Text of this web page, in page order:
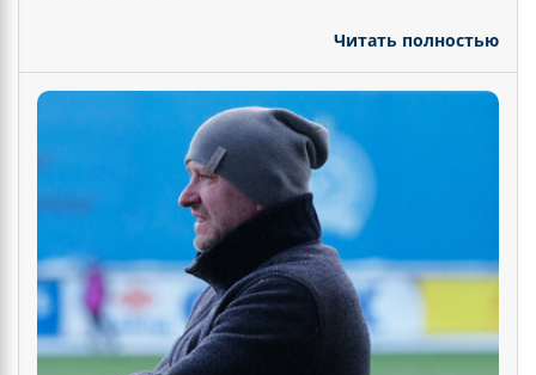
Читать полностью